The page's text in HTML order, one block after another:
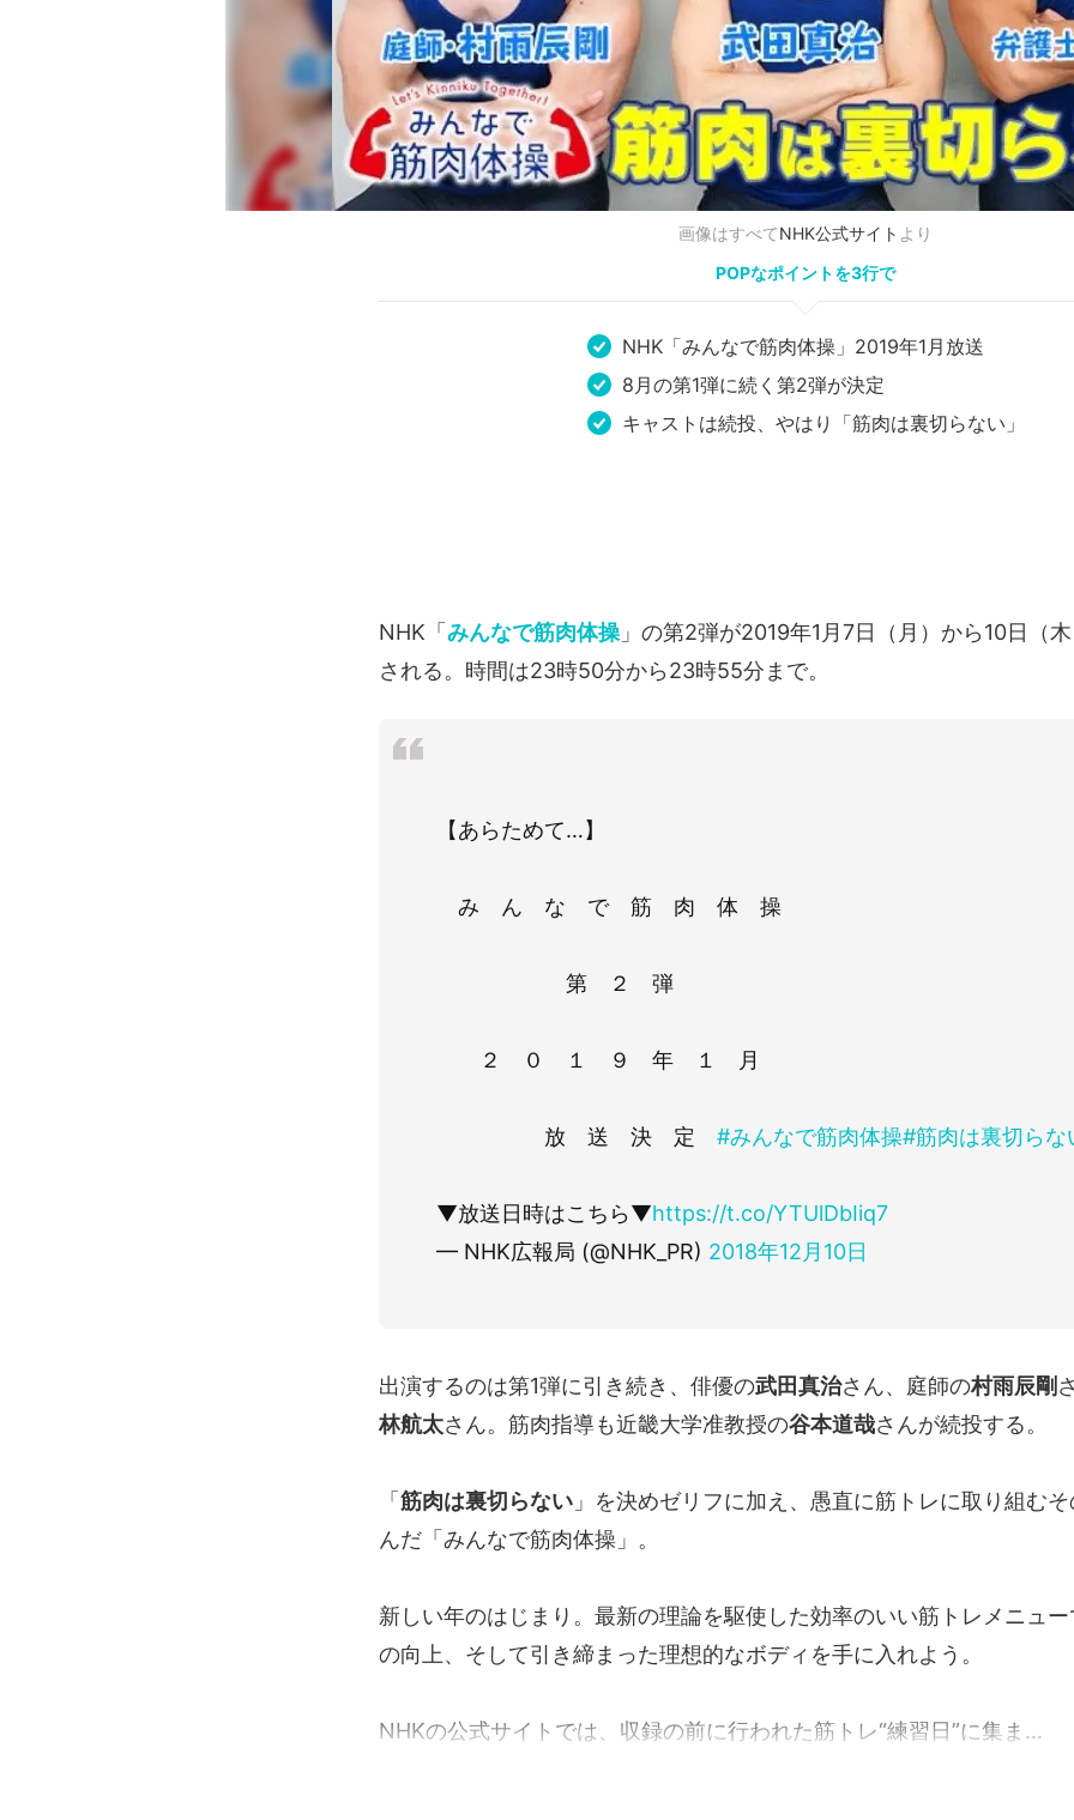
画像はすべてNHK公式サイト より
POPなポイントを3行で
NHK「みんなで筋肉体操」2019年1月放送
8月の第1弾に続く第2弾が決定
キャストは続投、やはり「筋肉は裏切らない」
NHK「 みんなで筋肉体操 」の第2弾が2019年1月7日（月）から10日（
される。時間は23時50分から23時55分まで。
【あらためて…】
み ん な で 筋 肉 体 操
第 ２ 弾
２ ０ １ ９ 年 １ 月
放 送 決 定 #みんなで筋肉体操#筋肉は裏切らな
▼放送日時はこちら▼https://t.co/YTUlDbIiq7
— NHK広報局 (@NHK_PR) 2018年12月10日
出演するのは第1弾に引き続き、俳優の武田真治さん、庭師の村雨辰剛
林航太さん。筋肉指導も近畿大学准教授の谷本道哉さんが続投する。
「筋肉は裏切らない 」を決めゼリフに加え、愚直に筋トレに取り組む
んだ「みんなで筋肉体操」。
新しい年のはじまり。最新の理論を駆使した効率のいい筋トレメニュ
の向上、そして引き締まった理想的なボディを手に入れよう。
NHKの公式サイトでは、収録の前に行われた筋トレ“練習日”に集ま...